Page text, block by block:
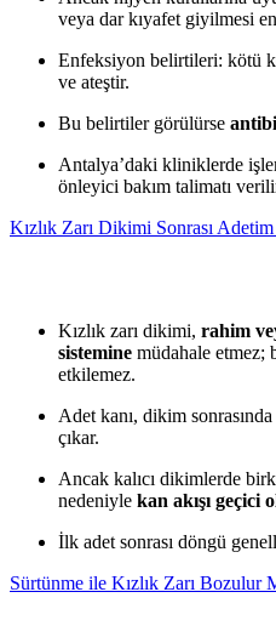
veya dar kıyafet giyilmesi
Enfeksiyon belirtileri: kötü
ve ateştir.
Bu belirtiler görülürse
Antalya’daki kliniklerde
önleyici bakım talimatı
Kızlık Zarı Dikimi Sonrası
Kızlık zarı dikimi, rahim
sistemine müdahale etmez;
etkilemez.
Adet kanı, dikim sonrasında
çıkar.
Ancak kalıcı dikimlerde
nedeniyle kan akışı geçici
İlk adet sonrası döngü
Sürtünme ile Kızlık Zarı Bozulur